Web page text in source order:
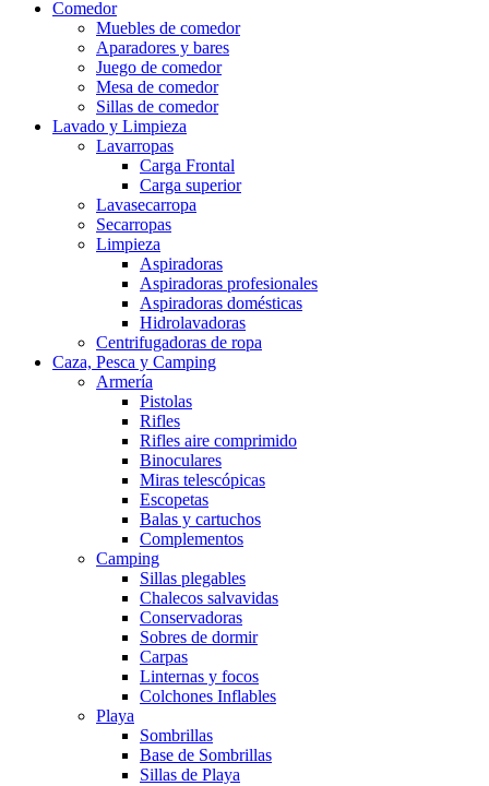
Comedor
Muebles de comedor
Aparadores y bares
Juego de comedor
Mesa de comedor
Sillas de comedor
Lavado y Limpieza
Lavarropas
Carga Frontal
Carga superior
Lavasecarropa
Secarropas
Limpieza
Aspiradoras
Aspiradoras profesionales
Aspiradoras domésticas
Hidrolavadoras
Centrifugadoras de ropa
Caza, Pesca y Camping
Armería
Pistolas
Rifles
Rifles aire comprimido
Binoculares
Miras telescópicas
Escopetas
Balas y cartuchos
Complementos
Camping
Sillas plegables
Chalecos salvavidas
Conservadoras
Sobres de dormir
Carpas
Linternas y focos
Colchones Inflables
Playa
Sombrillas
Base de Sombrillas
Sillas de Playa